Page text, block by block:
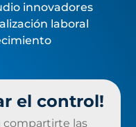
innovadores
laboral
el control!
compartirte las